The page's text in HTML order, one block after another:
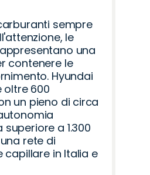
sempre
le
una
contenere le
Hyundai
oltre 600
un pieno di circa
a 1.300
rete di
capillare in Italia e